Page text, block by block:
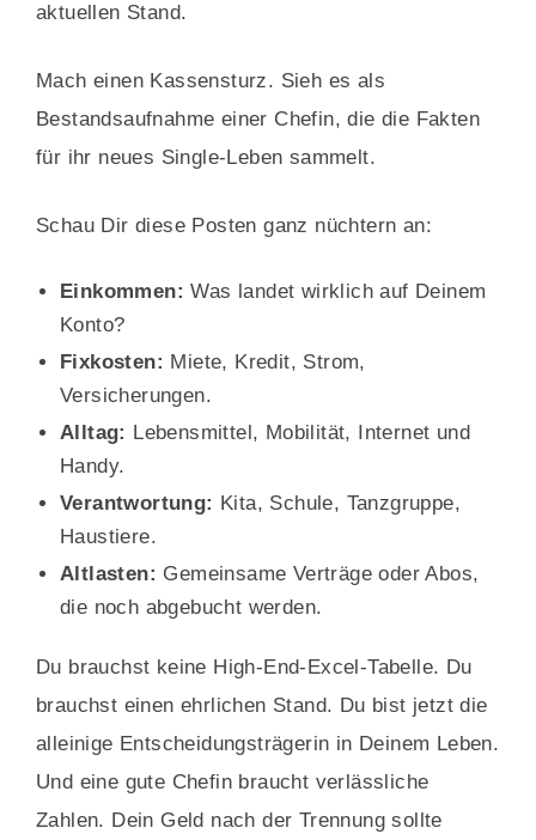
aktuellen Stand.
Mach einen Kassensturz. Sieh es als
Bestandsaufnahme einer Chefin, die die Fakten
für ihr neues Single-Leben sammelt.
Schau Dir diese Posten ganz nüchtern an:
Einkommen: Was landet wirklich auf Deinem
Konto?
Fixkosten: Miete, Kredit, Strom,
Versicherungen.
Alltag: Lebensmittel, Mobilität, Internet und
Handy.
Verantwortung: Kita, Schule, Tanzgruppe,
Haustiere.
Altlasten: Gemeinsame Verträge oder Abos,
die noch abgebucht werden.
Du brauchst keine High-End-Excel-Tabelle. Du
brauchst einen ehrlichen Stand. Du bist jetzt die
alleinige Entscheidungsträgerin in Deinem Leben.
Und eine gute Chefin braucht verlässliche
Zahlen. Dein Geld nach der Trennung sollte